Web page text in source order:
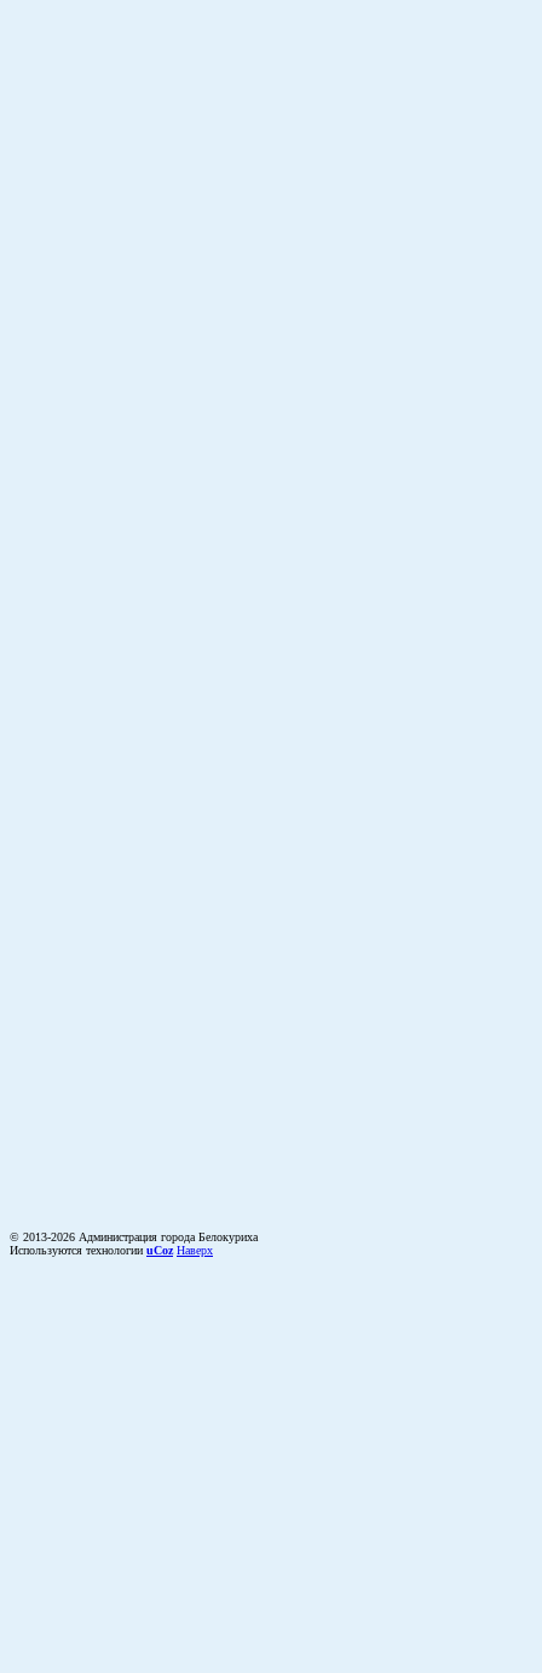
© 2013-2026 Администрация города Белокуриха
Используются технологии uCoz Наверх